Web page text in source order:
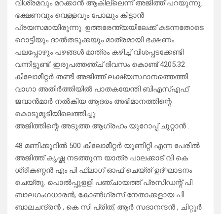
വിശ്രമവും മറക്കാൻ ആകില്ലെന്ന് അജിത്ത് പറയുന്നു.
ഭക്ഷണവും വെള്ളവും പോലും കിട്ടാൻ
പ്രയസമായിരുന്നു. ഉത്തരേന്ത്യയിലേക്ക് കടന്നതോടെ
റൊട്ടിയും ദാൽതടുക്കയും മാത്രമായി ഭക്ഷണം.
പലപ്പോഴും പഴങ്ങൾ മാത്രം കഴിച്ച് വിശപ്പടക്കേണ്ടി
വന്നിട്ടുണ്ട്. ഇരുപത്തഞ്ച് ദിവസം കൊണ്ട് 4205.32
കിലോമീറ്റർ തണ്ടി അജിത്ത് ലക്ഷ്യസ്ഥാനത്തെത്തി.
വാഗാ അതിർത്തിയിൽ പാതകയേന്തി ബിഎസ്എഫ്
ജവാൻമാർ നൽകിയ ആദരം അഭിമാനത്തിന്റെ
കൊടുമുടിയിലെത്തിച്ചു.
അജിത്തിന്റെ അടുത്ത ആഗ്രഹം യുറോപ്പ് ചുറ്റാൻ .
48 മണിക്കൂറിൽ 500 കിലോമീറ്റർ യൂണിറ്റി എന്ന പേരിൽ
അജിത്ത് കൃഷ്ണ നടത്തുന്ന യാത്ര പാലക്കാട് വി കെ
ശ്രീകണ്ഠൻ എം പി ഫ്ലാഗ് ഓഫ് ചെയ്ത് ഉദ്ഘാടനം
ചെയ്തു. പൊൽപ്പുളളി പഞ്ചായത്ത് പ്രസിഡന്റ് പി
ബാലഗംഗധാരൻ, കോൺഗ്രസ് നേതാക്കളായ പി
ബാലചന്ദ്രൻ , കെ സി പ്രിത്, ആർ സദാനന്ദൻ , ചിറ്റൂർ